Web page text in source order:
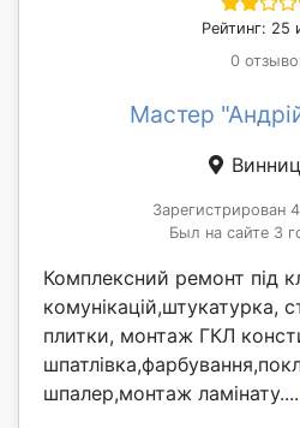
Рейтинг: 25
0
Мастер
Зарегистрирован
Был на сайте 3
Комплексний ремонт під
комунікацій,штукатурка,
плитки, монтаж ГКЛ
шпалер,монтаж ламінату....